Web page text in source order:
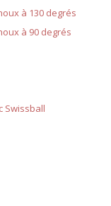
à 130 degrés
à 90 degrés
Swissball